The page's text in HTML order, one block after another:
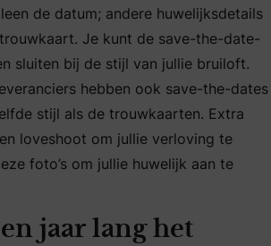
de datum; andere huwelijksdetails
Je kunt de save-the-date-
sluiten bij de stijl van jullie bruiloft.
hebben ook save-the-dates
stijl als de trouwkaarten. Extra
loveshoot om jullie verloving te
foto’s om jullie huwelijk aan te
jaar lang het